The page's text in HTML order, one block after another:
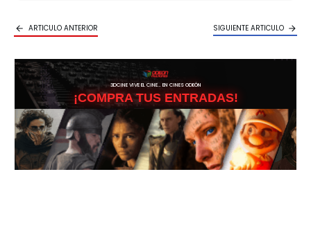
ARTICULO ANTERIOR SIGUIENTE ARTICULO
3DCINE VIVE EL CINE… EN CINES ODEÓN
¡COMPRA TUS ENTRADAS!